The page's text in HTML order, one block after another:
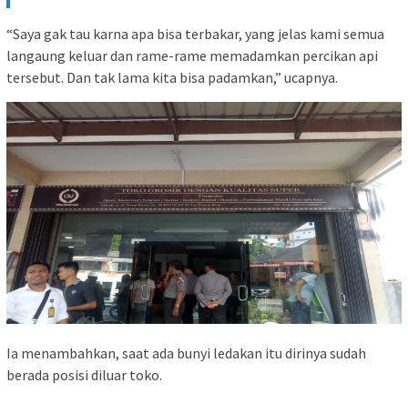
“Saya gak tau karna apa bisa terbakar, yang jelas kami semua
langaung keluar dan rame-rame memadamkan percikan api
tersebut. Dan tak lama kita bisa padamkan,” ucapnya.
Ia menambahkan, saat ada bunyi ledakan itu dirinya sudah
berada posisi diluar toko.